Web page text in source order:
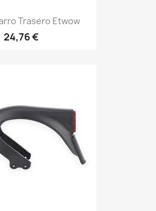
Trasero Etwow
24,76 €